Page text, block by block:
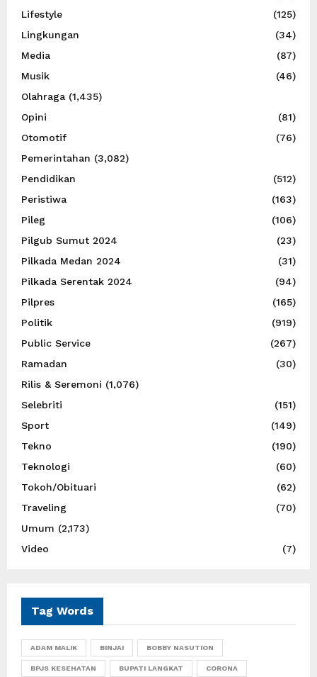
Lifestyle
(125)
Lingkungan
(34)
Media
(87)
Musik
(46)
Olahraga (1,435)
Opini
(81)
Otomotif
(76)
Pemerintahan (3,082)
Pendidikan
(512)
Peristiwa
(163)
Pileg
(106)
Pilgub Sumut 2024
(23)
Pilkada Medan 2024
(31)
Pilkada Serentak 2024
(94)
Pilpres
(165)
Politik
(919)
Public Service
(267)
Ramadan
(30)
Rilis & Seremoni (1,076)
Selebriti
(151)
Sport
(149)
Tekno
(190)
Teknologi
(60)
Tokoh/Obituari
(62)
Traveling
(70)
Umum (2,173)
Video
(7)
Tag Words
ADAM MALIK BINJAI BOBBY NASUTION
BPJS KESEHATAN BUPATI LANGKAT CORONA